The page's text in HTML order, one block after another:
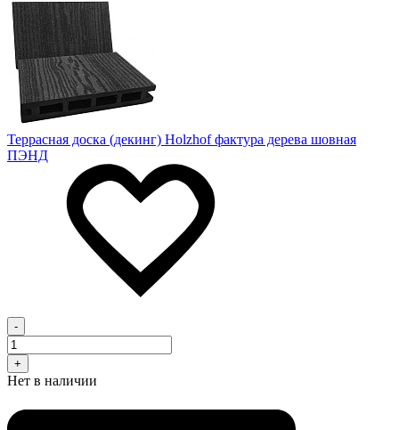
Террасная доска (декинг) Holzhof фактура дерева шовная
ПЭНД
-
+
Нет в наличии